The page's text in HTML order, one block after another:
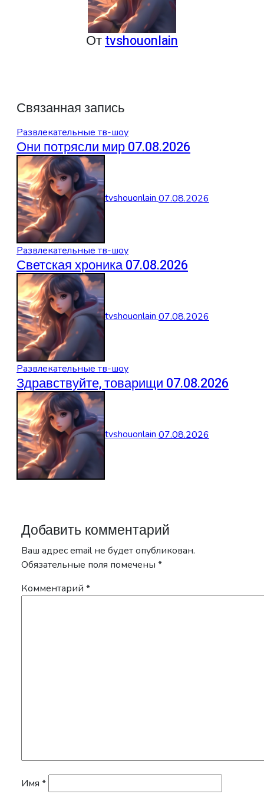
Отtvshouonlain
Связанная запись
Развлекательные тв-шоу
Они потрясли мир 07.08.2026
tvshouonlain07.08.2026
Развлекательные тв-шоу
Светская хроника 07.08.2026
tvshouonlain07.08.2026
Развлекательные тв-шоу
Здравствуйте, товарищи 07.08.2026
tvshouonlain07.08.2026
Добавить комментарий
Ваш адрес email не будет опубликован.
Обязательные поля помечены *
Комментарий *
Имя *